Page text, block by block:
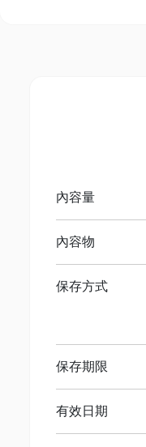
內容量
內容物
保存方式
保存期限
有效日期